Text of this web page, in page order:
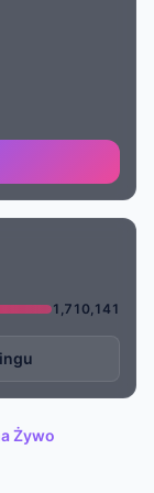
1,710,141
Żywo